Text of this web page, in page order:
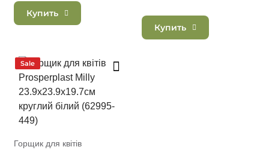
Купить
Купить
Sale
Горщик для квітів